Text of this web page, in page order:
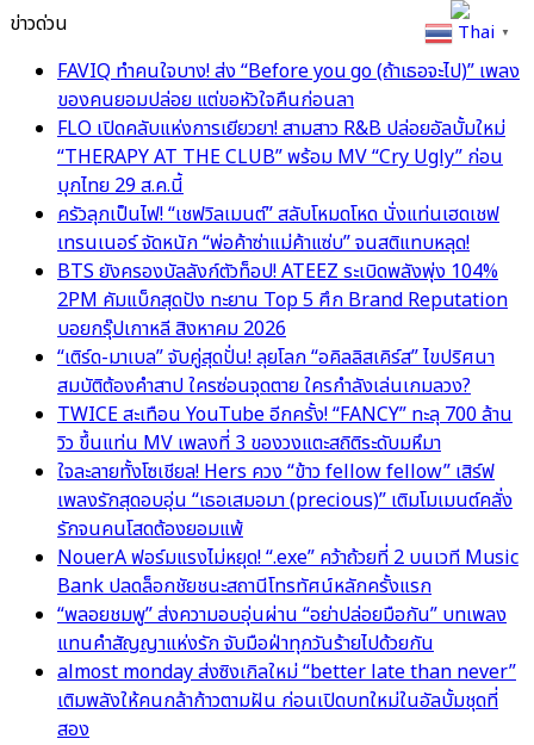
ข่าวด่วน
FAVIQ ทำคนใจบาง! ส่ง “Before you go (ถ้าเธอจะไป)” เพลง
ของคนยอมปล่อย แต่ขอหัวใจคืนก่อนลา
FLO เปิดคลับแห่งการเยียวยา! สามสาว R&B ปล่อยอัลบั้มใหม่
“THERAPY AT THE CLUB” พร้อม MV “Cry Ugly” ก่อน
บุกไทย 29 ส.ค.นี้
ครัวลุกเป็นไฟ! “เชฟวิลเมนต์” สลับโหมดโหด นั่งแท่นเฮดเชฟ
เทรนเนอร์ จัดหนัก “พ่อค้าซ่าแม่ค้าแซ่บ” จนสติแทบหลุด!
BTS ยังครองบัลลังก์ตัวท็อป! ATEEZ ระเบิดพลังพุ่ง 104%
2PM คัมแบ็กสุดปัง ทะยาน Top 5 ศึก Brand Reputation
บอยกรุ๊ปเกาหลี สิงหาคม 2026
“เติร์ด-มาเบล” จับคู่สุดปั่น! ลุยโลก “อคิลลิสเคิร์ส” ไขปริศนา
สมบัติต้องคำสาป ใครซ่อนจุดตาย ใครกำลังเล่นเกมลวง?
TWICE สะเทือน YouTube อีกครั้ง! “FANCY” ทะลุ 700 ล้าน
วิว ขึ้นแท่น MV เพลงที่ 3 ของวงแตะสถิติระดับมหึมา
ใจละลายทั้งโซเชียล! Hers ควง “ข้าว fellow fellow” เสิร์ฟ
เพลงรักสุดอบอุ่น “เธอเสมอมา (precious)” เติมโมเมนต์คลั่ง
รักจนคนโสดต้องยอมแพ้
NouerA ฟอร์มแรงไม่หยุด! “.exe” คว้าถ้วยที่ 2 บนเวที Music
Bank ปลดล็อกชัยชนะสถานีโทรทัศน์หลักครั้งแรก
“พลอยชมพู” ส่งความอบอุ่นผ่าน “อย่าปล่อยมือกัน” บทเพลง
แทนคำสัญญาแห่งรัก จับมือฝ่าทุกวันร้ายไปด้วยกัน
almost monday ส่งซิงเกิลใหม่ “better late than never”
เติมพลังให้คนกล้าก้าวตามฝัน ก่อนเปิดบทใหม่ในอัลบั้มชุดที่
สอง
Thai ▼